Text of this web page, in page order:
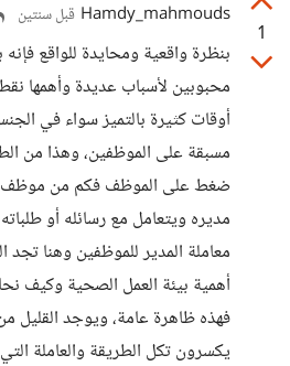
1
Hamdy_mahmouds قبل سنتين
بنظرة واقعية ومحايدة للواقع
محبوبين لأسباب عديدة وأهمها
أوقات كثيرة بالتميز سواء في
مسبقة على الموظفين، وهذا من
ضغط على الموظف فكم من موظف
مديره ويتعامل مع رسائله أو
معاملة المدير للموظفين وهنا
أهمية بيئة العمل الصحية وكيف
فهذه ظاهرة عامة، ويوجد القليل
يكسرون تكل الطريقة والعاملة